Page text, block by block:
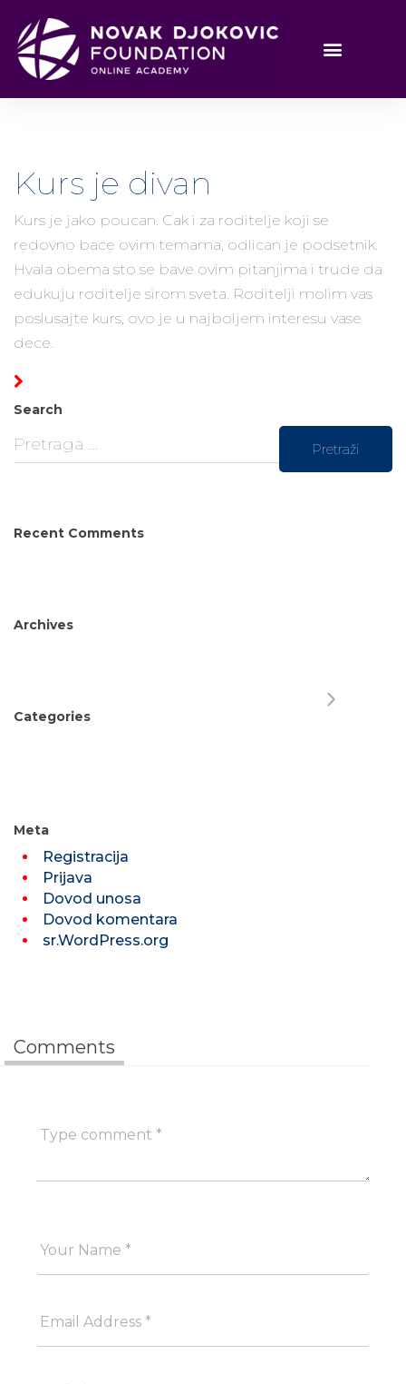
Kurs je divan
Kurs je jako poucan. Cak i za roditelje koji se
redovno bace ovim temama, odlican je podsetnik.
Hvala obema sto se bave ovim pitanjima i trude da
edukuju roditelje sirom sveta. Roditelji molim vas
poslusajte kurs, ovo je u najboljem interesu vase
dece.
Search
Recent Comments
Archives
Categories
Meta
Registracija
Prijava
Dovod unosa
Dovod komentara
sr.WordPress.org
Comments
comment